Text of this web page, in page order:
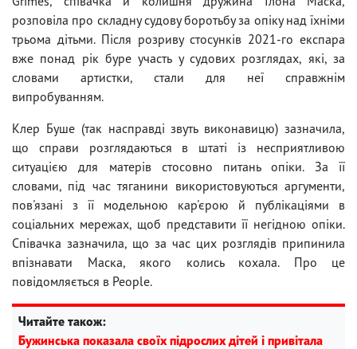
розповіла про складну судову боротьбу за опіку над їхніми
трьома дітьми. Після розриву стосунків 2021-го експара
вже понад рік буре участь у судових розглядах, які, за
словами артистки, стали для неї справжнім
випробуванням.
Клер Буше (так насправді звуть виконавицю) зазначила,
що справи розглядаються в штаті із несприятливою
ситуацією для матерів стосовно питань опіки. За її
словами, під час тяганини використовуються аргументи,
пов'язані з її модельною кар'єрою й публікаціями в
соціальних мережах, щоб представити її негідною опіки.
Співачка зазначила, що за час цих розглядів припинила
впізнавати Маска, якого колись кохала. Про це
повідомляється в People.
Читайте також:
Бужинська показала своїх підрослих дітей і привітала